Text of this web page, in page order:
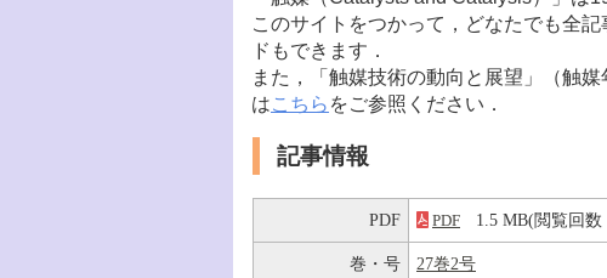
このサイトをつかって，どなたでも全
ドもできます．
また，「触媒技術の動向と展望」（触
はこちら をご参照ください．
記事情報
PDF PDF 1.5 MB(閲覧回数
巻・号 27巻2号